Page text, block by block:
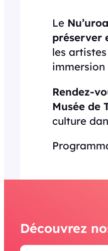
Le
préserver
les
immersion
Rendez-
Musée de
culture
Découvrez